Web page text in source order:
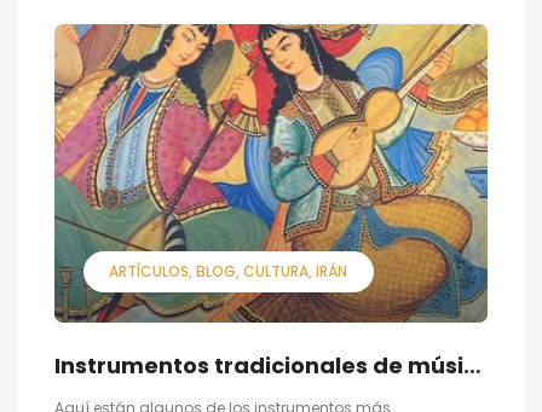
ARTÍCULOS BLOG CULTURA IRÁN
Instrumentos tradicionales de música persa